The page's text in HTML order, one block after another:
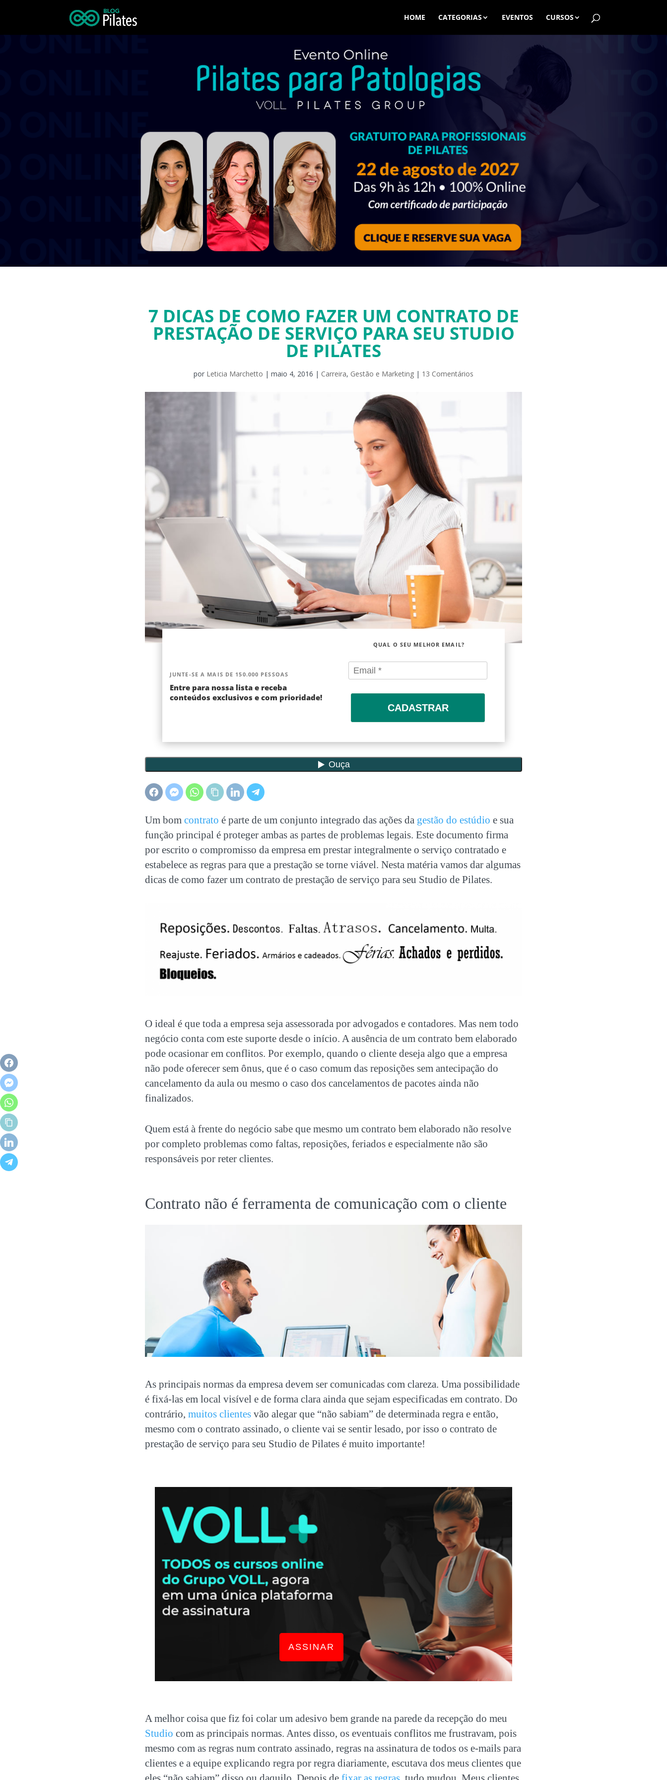
HOME CATEGORIAS EVENTOS CURSOS
7 DICAS DE COMO FAZER UM CONTRATO DE
PRESTAÇÃO DE SERVIÇO PARA SEU STUDIO
DE PILATES
por Leticia Marchetto | maio 4, 2016 | Carreira, Gestão e Marketing | 13 Comentários
JUNTE-SE A MAIS DE 150.000 PESSOAS
Entre para nossa lista e receba
conteúdos exclusivos e com prioridade!
QUAL O SEU MELHOR EMAIL?
CADASTRAR
Um bom contrato é parte de um conjunto integrado das ações da gestão do estúdio e sua
função principal é proteger ambas as partes de problemas legais. Este documento firma
por escrito o compromisso da empresa em prestar integralmente o serviço contratado e
estabelece as regras para que a prestação se torne viável. Nesta matéria vamos dar algumas
dicas de como fazer um contrato de prestação de serviço para seu Studio de Pilates.
O ideal é que toda a empresa seja assessorada por advogados e contadores. Mas nem todo
negócio conta com este suporte desde o início. A ausência de um contrato bem elaborado
pode ocasionar em conflitos. Por exemplo, quando o cliente deseja algo que a empresa
não pode oferecer sem ônus, que é o caso comum das reposições sem antecipação do
cancelamento da aula ou mesmo o caso dos cancelamentos de pacotes ainda não
finalizados.
Quem está à frente do negócio sabe que mesmo um contrato bem elaborado não resolve
por completo problemas como faltas, reposições, feriados e especialmente não são
responsáveis por reter clientes.
Contrato não é ferramenta de comunicação com o cliente
As principais normas da empresa devem ser comunicadas com clareza. Uma possibilidade
é fixá-las em local visível e de forma clara ainda que sejam especificadas em contrato. Do
contrário, muitos clientes vão alegar que “não sabiam” de determinada regra e então,
mesmo com o contrato assinado, o cliente vai se sentir lesado, por isso o contrato de
prestação de serviço para seu Studio de Pilates é muito importante!
ASSINAR
A melhor coisa que fiz foi colar um adesivo bem grande na parede da recepção do meu
Studio com as principais normas. Antes disso, os eventuais conflitos me frustravam, pois
mesmo com as regras num contrato assinado, regras na assinatura de todos os e-mails para
clientes e a equipe explicando regra por regra diariamente, escutava dos meus clientes que